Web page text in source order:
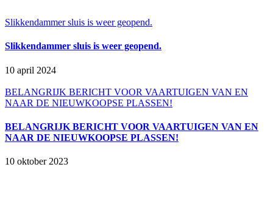
Slikkendammer sluis is weer geopend.
Slikkendammer sluis is weer geopend.
10 april 2024
BELANGRIJK BERICHT VOOR VAARTUIGEN VAN EN
NAAR DE NIEUWKOOPSE PLASSEN!
BELANGRIJK BERICHT VOOR VAARTUIGEN VAN EN
NAAR DE NIEUWKOOPSE PLASSEN!
10 oktober 2023